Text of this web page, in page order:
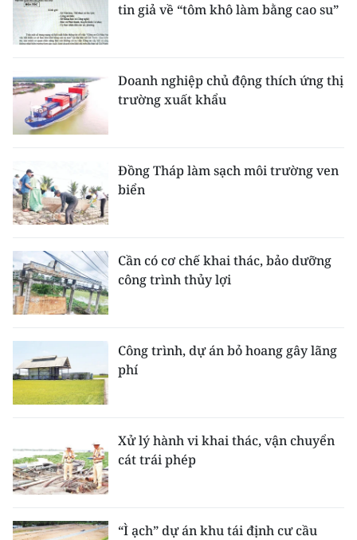
tin giả về “tôm khô làm bằng cao su”
Doanh nghiệp chủ động thích ứng thị
trường xuất khẩu
Đồng Tháp làm sạch môi trường ven
biển
Cần có cơ chế khai thác, bảo dưỡng
công trình thủy lợi
Công trình, dự án bỏ hoang gây lãng
phí
Xử lý hành vi khai thác, vận chuyển
cát trái phép
“Ì ạch” dự án khu tái định cư cầu